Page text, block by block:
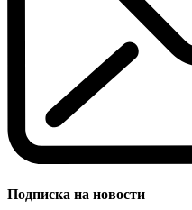
Подписка на новости